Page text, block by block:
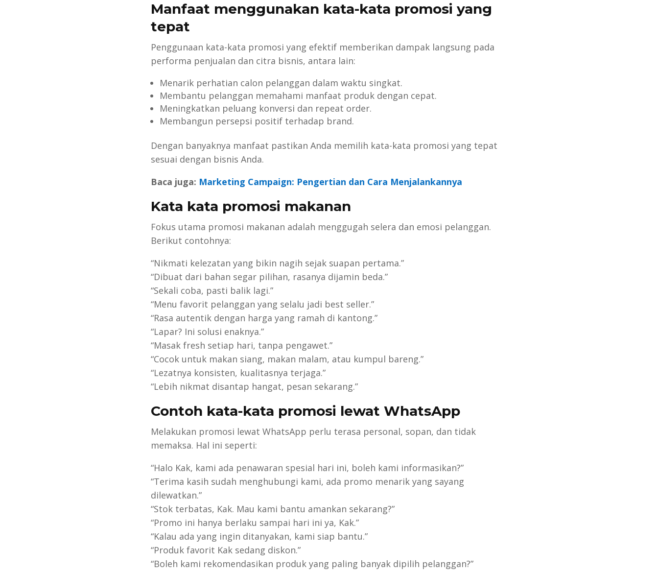
Manfaat menggunakan kata-kata promosi yang
tepat
Penggunaan kata-kata promosi yang efektif memberikan dampak langsung pada
performa penjualan dan citra bisnis, antara lain:
Menarik perhatian calon pelanggan dalam waktu singkat.
Membantu pelanggan memahami manfaat produk dengan cepat.
Meningkatkan peluang konversi dan repeat order.
Membangun persepsi positif terhadap brand.
Dengan banyaknya manfaat pastikan Anda memilih kata-kata promosi yang tepat
sesuai dengan bisnis Anda.
Baca juga: Marketing Campaign: Pengertian dan Cara Menjalankannya
Kata kata promosi makanan
Fokus utama promosi makanan adalah menggugah selera dan emosi pelanggan.
Berikut contohnya:
“Nikmati kelezatan yang bikin nagih sejak suapan pertama.”
“Dibuat dari bahan segar pilihan, rasanya dijamin beda.”
“Sekali coba, pasti balik lagi.”
“Menu favorit pelanggan yang selalu jadi best seller.”
“Rasa autentik dengan harga yang ramah di kantong.”
“Lapar? Ini solusi enaknya.”
“Masak fresh setiap hari, tanpa pengawet.”
“Cocok untuk makan siang, makan malam, atau kumpul bareng.”
“Lezatnya konsisten, kualitasnya terjaga.”
“Lebih nikmat disantap hangat, pesan sekarang.”
Contoh kata-kata promosi lewat WhatsApp
Melakukan promosi lewat WhatsApp perlu terasa personal, sopan, dan tidak
memaksa. Hal ini seperti:
“Halo Kak, kami ada penawaran spesial hari ini, boleh kami informasikan?”
“Terima kasih sudah menghubungi kami, ada promo menarik yang sayang
dilewatkan.”
“Stok terbatas, Kak. Mau kami bantu amankan sekarang?”
“Promo ini hanya berlaku sampai hari ini ya, Kak.”
“Kalau ada yang ingin ditanyakan, kami siap bantu.”
“Produk favorit Kak sedang diskon.”
“Boleh kami rekomendasikan produk yang paling banyak dipilih pelanggan?”